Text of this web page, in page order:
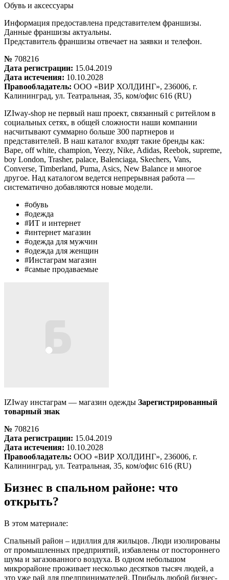
Обувь и аксессуары
Информация предоставлена представителем франшизы.
Данные франшизы актуальны.
Представитель франшизы отвечает на заявки и телефон.
№ 708216
Дата регистрации: 15.04.2019
Дата истечения: 10.10.2028
Правообладатель: ООО «ВИР ХОЛДИНГ», 236006, г.
Калининград, ул. Театральная, 35, ком/офис 616 (RU)
IZIway-shop не первый наш проект, связанный с ритейлом в
социальных сетях, в общей сложности наши компании
насчитывают суммарно больше 300 партнеров и
представителей. В наш каталог входят такие бренды как:
Bape, off white, champion, Yeezy, Nike, Adidas, Reebok, supreme,
boy London, Trasher, palace, Balenciaga, Skechers, Vans,
Converse, Timberland, Puma, Asics, New Balance и многое
другое. Над каталогом ведется непрерывная работа —
систематично добавляются новые модели.
#обувь
#одежда
#ИТ и интернет
#интернет магазин
#одежда для мужчин
#одежда для женщин
#Инстаграм магазин
#самые продаваемые
IZIway инстаграм — магазин одежды Зарегистрированный
товарный знак
№ 708216
Дата регистрации: 15.04.2019
Дата истечения: 10.10.2028
Правообладатель: ООО «ВИР ХОЛДИНГ», 236006, г.
Калининград, ул. Театральная, 35, ком/офис 616 (RU)
Бизнес в спальном районе: что
открыть?
В этом материале:
Спальный район – идиллия для жильцов. Люди изолированы
от промышленных предприятий, избавлены от постороннего
шума и загазованного воздуха. В одном небольшом
микрорайоне проживает несколько десятков тысяч людей, а
это уже рай для предпринимателей. Прибыль любой бизнес-